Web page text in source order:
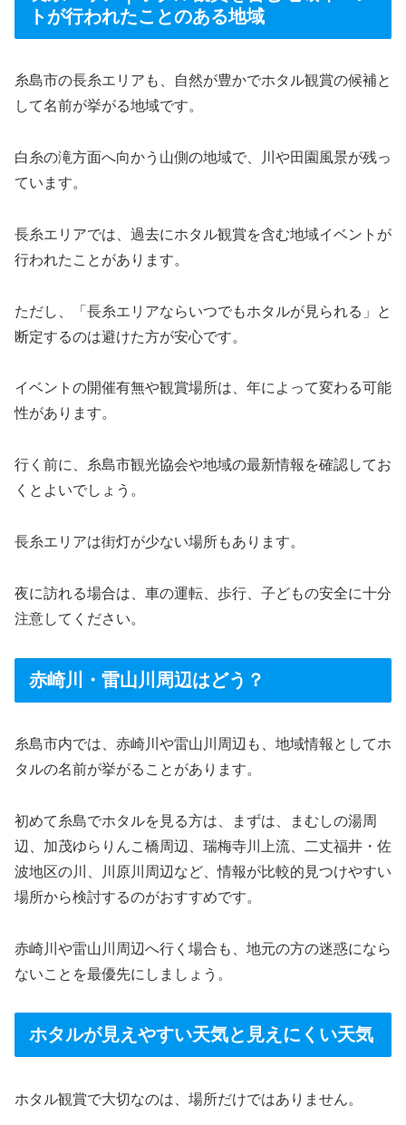
トが行われたことのある地域
糸島市の長糸エリアも、自然が豊かでホタル観賞の候補と
して名前が挙がる地域です。
白糸の滝方面へ向かう山側の地域で、川や田園風景が残っ
ています。
長糸エリアでは、過去にホタル観賞を含む地域イベントが
行われたことがあります。
ただし、「長糸エリアならいつでもホタルが見られる」と
断定するのは避けた方が安心です。
イベントの開催有無や観賞場所は、年によって変わる可能
性があります。
行く前に、糸島市観光協会や地域の最新情報を確認してお
くとよいでしょう。
長糸エリアは街灯が少ない場所もあります。
夜に訪れる場合は、車の運転、歩行、子どもの安全に十分
注意してください。
赤崎川・雷山川周辺はどう？
糸島市内では、赤崎川や雷山川周辺も、地域情報としてホ
タルの名前が挙がることがあります。
初めて糸島でホタルを見る方は、まずは、まむしの湯周
辺、加茂ゆらりんこ橋周辺、瑞梅寺川上流、二丈福井・佐
波地区の川、川原川周辺など、情報が比較的見つけやすい
場所から検討するのがおすすめです。
赤崎川や雷山川周辺へ行く場合も、地元の方の迷惑になら
ないことを最優先にしましょう。
ホタルが見えやすい天気と見えにくい天気
ホタル観賞で大切なのは、場所だけではありません。